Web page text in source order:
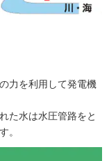
力を利用して発電機
た水は水圧管路をと
。